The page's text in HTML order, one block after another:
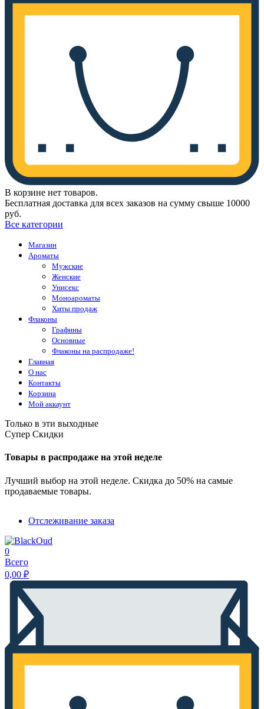
В корзине нет товаров.
Бесплатная доставка для всех заказов на сумму свыше 10000
руб.
Все категории
Магазин
Ароматы
Мужские
Женские
Унисекс
Моноароматы
Хиты продаж
Флаконы
Графины
Основные
Флаконы на распродаже!
Главная
О нас
Контакты
Корзина
Мой аккаунт
Только в эти выходные
Супер Скидки
Товары в распродаже на этой неделе
Лучший выбор на этой неделе. Скидка до 50% на самые
продаваемые товары.
Отслеживание заказа
0
Всего
0,00 ₽